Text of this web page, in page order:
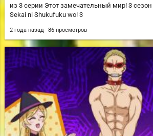
из 3 серии Этот замечательный мир! 3 сезон
Sekai ni Shukufuku wo! 3
2 года назад 86 просмотров